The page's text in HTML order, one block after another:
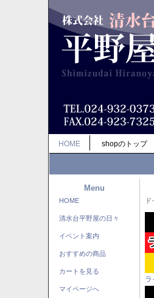
HOME shopのトップ
Menu
HOME
清水台平野屋の日々
イベント案内
おすすめの商品
カートを見る
マイページへ
ラ